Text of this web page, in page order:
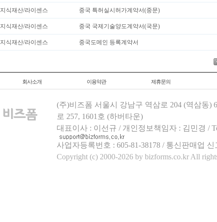
지식재산/라이센스 중국 특허실시허가계약서(중문)
지식재산/라이센스 중국 국제기술양도계약서(국문)
지식재산/라이센스 중국도메인 등록계약서
회사소개 이용약관 제휴문의
(주)비즈폼 서울시 강남구 역삼로 204 (역삼동)
로 257, 1601호 (하버타운)
대표이사 : 이선규 / 개인정보책임자 : 김민경 /
사업자등록번호 : 605-81-38178 / 통신판매업
Copyright (c) 2000-2026 by bizforms.co.kr All